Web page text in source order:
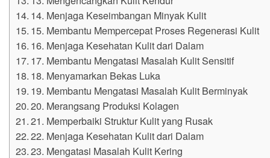
14. Menjaga Keseimbangan Minyak Kulit
15. Membantu Mempercepat Proses Regenerasi Kulit
16. Menjaga Kesehatan Kulit dari Dalam
17. Membantu Mengatasi Masalah Kulit Sensitif
18. Menyamarkan Bekas Luka
19. Membantu Mengatasi Masalah Kulit Berminyak
20. Merangsang Produksi Kolagen
21. Memperbaiki Struktur Kulit yang Rusak
22. Menjaga Kesehatan Kulit dari Dalam
23. Mengatasi Masalah Kulit Kering